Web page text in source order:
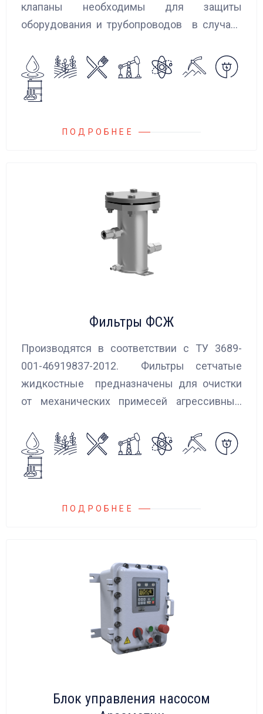
клапаны необходимы для защиты
оборудования и трубопроводов в случаях
сброса среды в систему низкого давления.
ПОДРОБНЕЕ
Фильтры ФСЖ
Производятся в соответствии с ТУ 3689-
001-46919837-2012. Фильтры сетчатые
жидкостные предназначены для очистки
от механических примесей агрессивных,
и суспензий. Фильтры устанавливаются
на всасывающих линиях дозировочных
насосных агрегатов и установок.
ПОДРОБНЕЕ
Блок управления насосом